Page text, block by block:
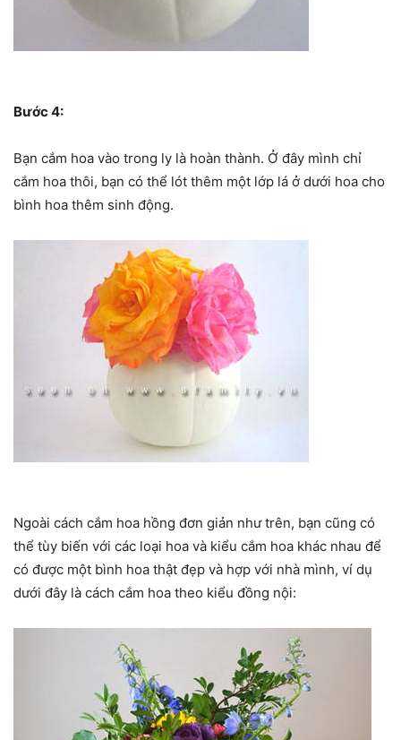
Bước 4:
Bạn cắm hoa vào trong ly là hoàn thành. Ở đây mình chỉ
cắm hoa thôi, bạn có thể lót thêm một lớp lá ở dưới hoa cho
bình hoa thêm sinh động.
Ngoài cách cắm hoa hồng đơn giản như trên, bạn cũng có
thể tùy biến với các loại hoa và kiểu cắm hoa khác nhau để
có được một bình hoa thật đẹp và hợp với nhà mình, ví dụ
dưới đây là cách cắm hoa theo kiểu đồng nội: